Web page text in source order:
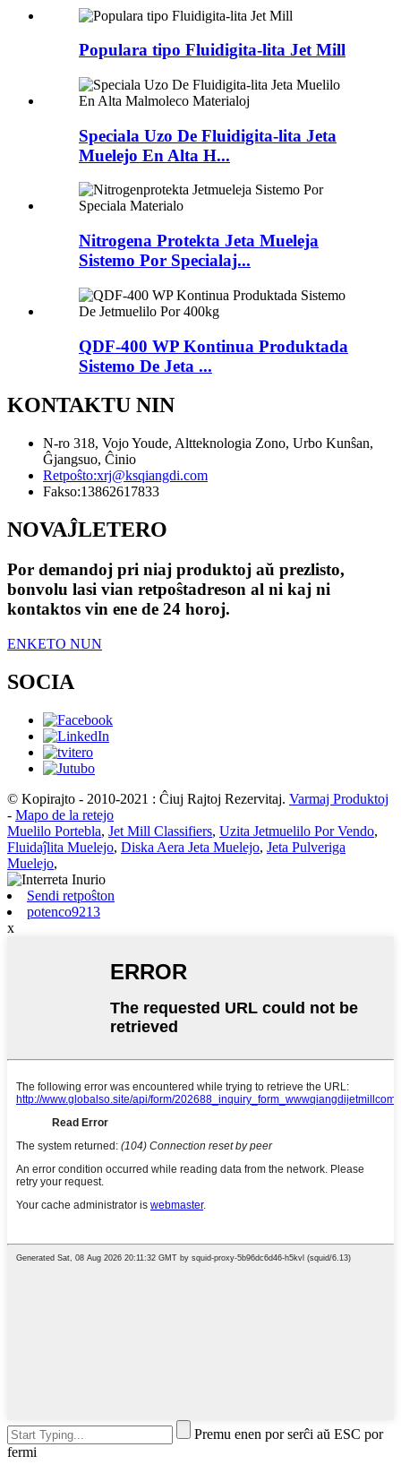
Populara tipo Fluidigita-lita Jet Mill
Speciala Uzo De Fluidigita-lita Jeta
Muelejo En Alta H...
Nitrogena Protekta Jeta Mueleja
Sistemo Por Specialaj...
QDF-400 WP Kontinua Produktada
Sistemo De Jeta ...
KONTAKTU NIN
N-ro 318, Vojo Youde, Altteknologia Zono, Urbo Kunŝan,
Ĝjangsuo, Ĉinio
Retpoŝto:xrj@ksqiangdi.com
Fakso:13862617833
NOVAĴLETERO
Por demandoj pri niaj produktoj aŭ prezlisto,
bonvolu lasi vian retpoŝtadreson al ni kaj ni
kontaktos vin ene de 24 horoj.
ENKETO NUN
SOCIA
© Kopirajto - 2010-2021 : Ĉiuj Rajtoj Rezervitaj. Varmaj Produktoj
- Mapo de la retejo
Muelilo Portebla, Jet Mill Classifiers, Uzita Jetmuelilo Por Vendo,
Fluidaĵlita Muelejo, Diska Aera Jeta Muelejo, Jeta Pulveriga
Muelejo,
Sendi retpoŝton
potenco9213
x
Premu enen por serĉi aŭ ESC por
fermi